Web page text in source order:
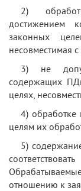
2)
достижением
законных
несовместимая
3) не
содержащих
целях,
4) обработке
целям их
5)
отношению к